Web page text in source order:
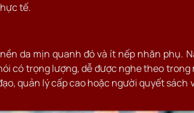
tế.
da mịn quanh đó và ít nếp nhăn phụ.
có trọng lượng, dễ được nghe theo
quản lý cấp cao hoặc người quyết sách